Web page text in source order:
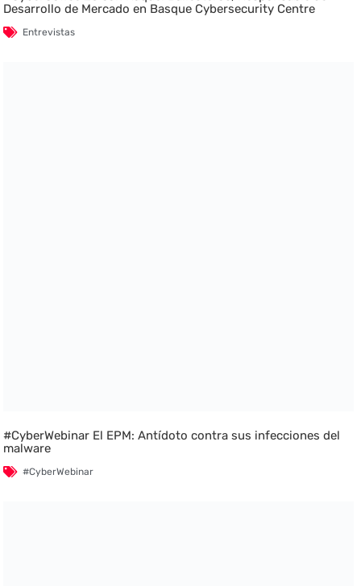
Desarrollo de Mercado en Basque Cybersecurity Centre
Entrevistas
#CyberWebinar El EPM: Antídoto contra sus infecciones del
malware
#CyberWebinar